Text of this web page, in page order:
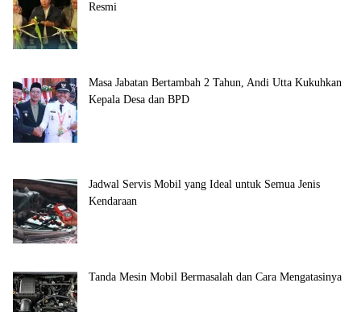
Resmi
Masa Jabatan Bertambah 2 Tahun, Andi Utta Kukuhkan
Kepala Desa dan BPD
Jadwal Servis Mobil yang Ideal untuk Semua Jenis
Kendaraan
Tanda Mesin Mobil Bermasalah dan Cara Mengatasinya